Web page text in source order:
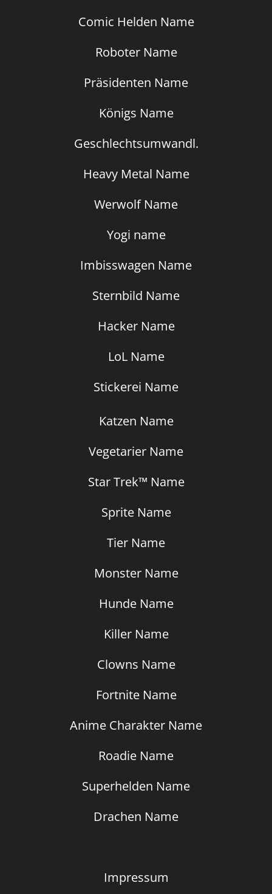
Comic Helden Name
Roboter Name
Präsidenten Name
Königs Name
Geschlechtsumwandl.
Heavy Metal Name
Werwolf Name
Yogi name
Imbisswagen Name
Sternbild Name
Hacker Name
LoL Name
Stickerei Name
Katzen Name
Vegetarier Name
Star Trek™ Name
Sprite Name
Tier Name
Monster Name
Hunde Name
Killer Name
Clowns Name
Fortnite Name
Anime Charakter Name
Roadie Name
Superhelden Name
Drachen Name
Impressum